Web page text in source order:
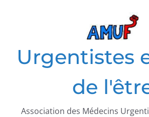
Urgentistes
de
Association des Médecins